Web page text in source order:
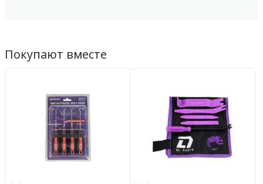
Покупают вместе